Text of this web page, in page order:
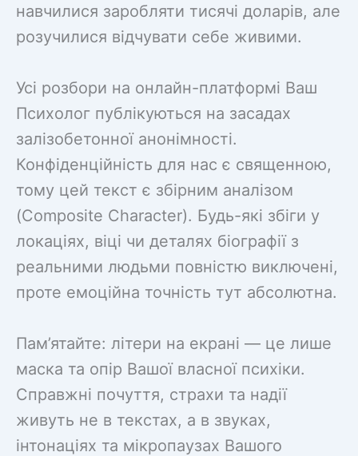
навчилися заробляти тисячі доларів, але
розучилися відчувати себе живими.
Усі розбори на онлайн-платформі Ваш
Психолог публікуються на засадах
залізобетонної анонімності.
Конфіденційність для нас є священною,
тому цей текст є збірним аналізом
(Composite Character). Будь-які збіги у
локаціях, віці чи деталях біографії з
реальними людьми повністю виключені,
проте емоційна точність тут абсолютна.
Пам’ятайте: літери на екрані — це лише
маска та опір Вашої власної психіки.
Справжні почуття, страхи та надії
живуть не в текстах, а в звуках,
інтонаціях та мікропаузах Вашого